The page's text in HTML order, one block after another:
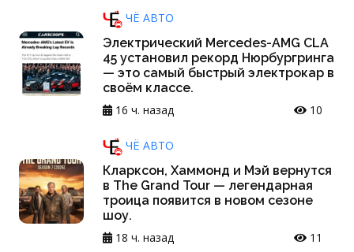
ЧЁ АВТО
Электрический Mercedes-AMG CLA
45 установил рекорд Нюрбургринга
— это самый быстрый электрокар в
своём классе.
16 ч. назад
10
ЧЁ АВТО
Кларксон, Хаммонд и Мэй вернутся
в The Grand Tour — легендарная
троица появится в новом сезоне
шоу.
18 ч. назад
11